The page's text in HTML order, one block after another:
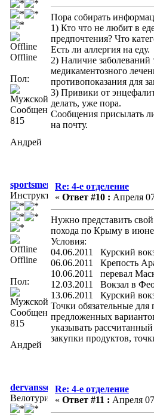
Offline
Пол:
Сообщений:
815
Андрей
Пора собирать
1) Кто что не любит в
предпочтения? Что
Есть ли аллергия на еду.
2) Наличие
медикаментозного
противопоказания для
3) Привики от
делать, уже пора.
Сообщения присылать
на почту.
sportsmen
Инструктор
Offline
Пол:
Сообщений:
815
Андрей
Re: 4-е отделение
« Ответ #10 : Апреля
Нужно представить свой
похода по Крыму в
Условия:
04.06.2011 Курский
06.06.2011 Крепость
10.06.2011 перевал
12.03.2011 Вокзал в
13.06.2011 Курский
Точки обязательные
предложенных
указывать
закупки продуктов,
dervansson
Велотурист
Re: 4-е отделение
« Ответ #11 : Апреля